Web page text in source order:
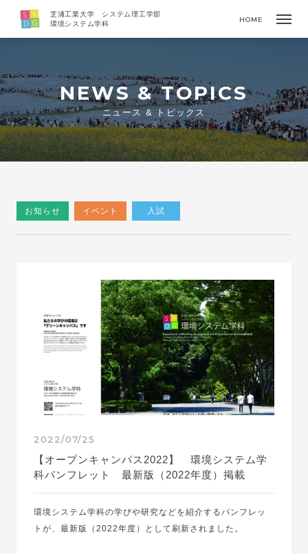
芝浦工業大学 システム理工学部
環境システム学科
HOME
NEWS & TOPICS
ニュース & トピックス
お知らせ イベント 入試
2022/07/25
【オープンキャンパス2022】 環境システム学
科パンフレット 最新版（2022年度）掲載
環境システム学科の学びや研究などを紹介するパンフレッ
トが、最新版（2022年度）として刷新されました。